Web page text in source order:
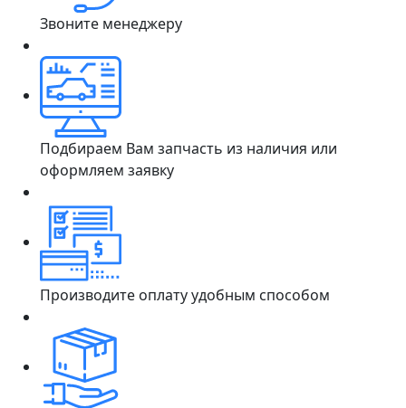
Звоните менеджеру
Подбираем Вам запчасть из наличия или
оформляем заявку
Производите оплату удобным способом